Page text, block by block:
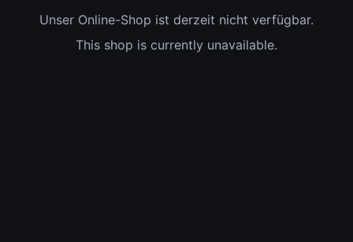
Unser Online-Shop ist derzeit nicht verfügbar.
This shop is currently unavailable.